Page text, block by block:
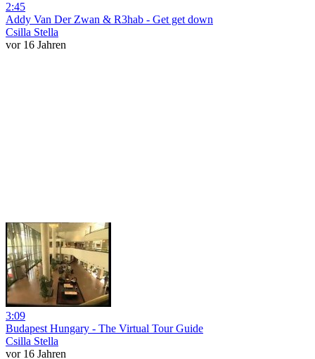
2:45
Addy Van Der Zwan & R3hab - Get get down
Csilla Stella
vor 16 Jahren
3:09
Budapest Hungary - The Virtual Tour Guide
Csilla Stella
vor 16 Jahren